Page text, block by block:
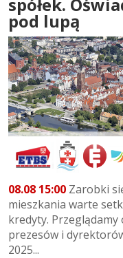
pod lupą
08.08 15:00 Zarobki
mieszkania warte
kredyty.
prezesów i
2025...